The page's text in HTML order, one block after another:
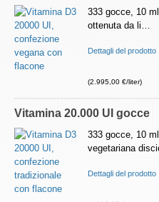
333 gocce, 10
ottenuta da li…
Dettagli del prodotto
(2.995,00 €/liter)
Vitamina 20.000 UI gocce
333 gocce, 10
vegetariana
Dettagli del prodotto